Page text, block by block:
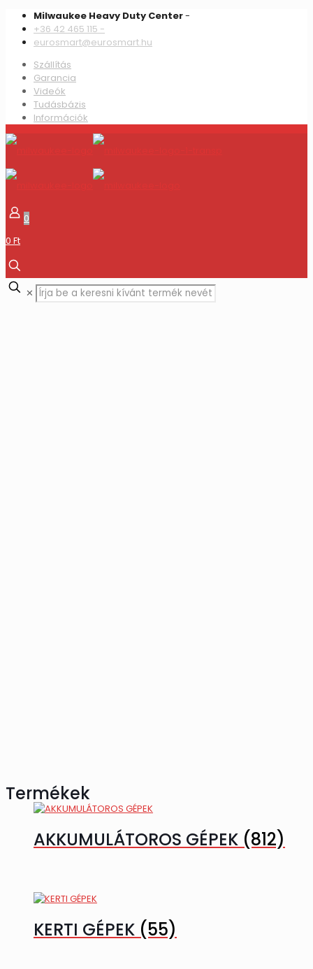
Milwaukee Heavy Duty Center-
+36 42 465 115 -
eurosmart@eurosmart.hu
Szállítás
Garancia
Videók
Tudásbázis
Információk
0
0 Ft
✕
Termékek
AKKUMULÁTOROS GÉPEK (812)
KERTI GÉPEK (55)